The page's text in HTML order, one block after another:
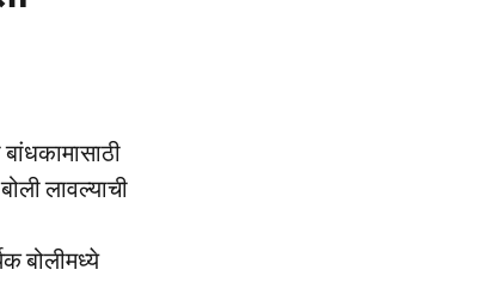
लावल्याची
बोलीमध्ये